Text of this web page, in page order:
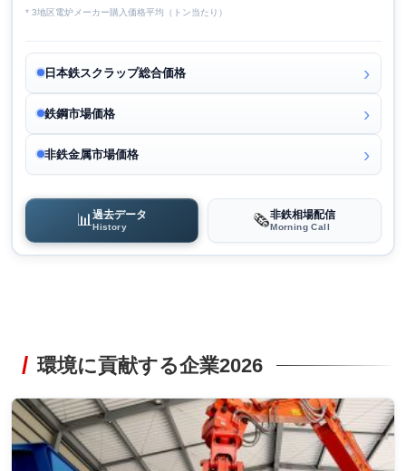
* 3地区電炉メーカー購入価格平均（トン当たり）
日本鉄スクラップ総合価格
鉄鋼市場価格
非鉄金属市場価格
📊過去データ
History 🗞️非鉄相場配信
Morning Call
環境に貢献する企業2026